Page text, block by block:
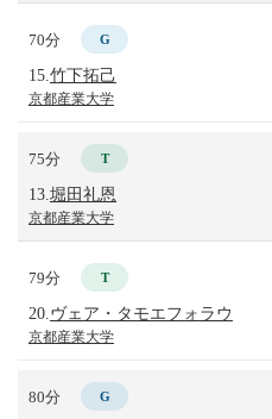
70分 G
15. 竹下拓己
京都産業大学
75分 T
13. 堀田礼恩
京都産業大学
79分 T
20. ヴェア・タモエフォラウ
京都産業大学
80分 G